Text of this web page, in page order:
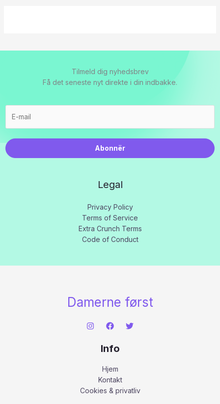
Tilmeld dig nyhedsbrev
Få det seneste nyt direkte i din indbakke.
Abonnër
Legal
Privacy Policy
Terms of Service
Extra Crunch Terms
Code of Conduct
Damerne først
Info
Hjem
Kontakt
Cookies & privatliv